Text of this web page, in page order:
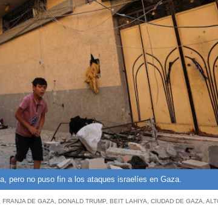
pero no puso fin a los ataques israelíes en Gaza.
,FRANJA DE GAZA ,DONALD TRUMP ,BEIT LAHIYA ,CIUDAD DE GAZA ,